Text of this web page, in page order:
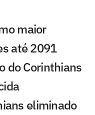
maior
até 2091
do Corinthians
eliminado